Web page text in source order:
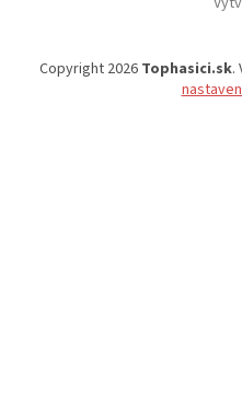
Copyright 2026 Tophasici.sk.